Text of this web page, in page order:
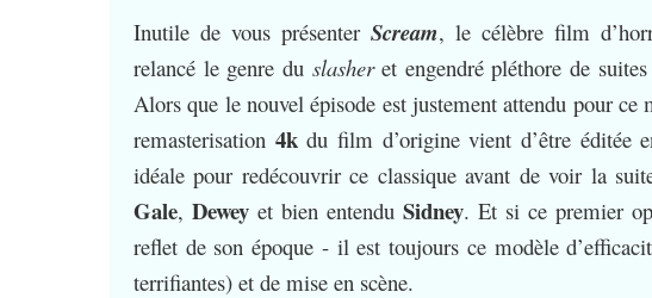
Inutile de vous présenter Scream, le célèbre film
relancé le genre du slasheret engendré pléthore de
Alors que le nouvel épisode est justement attendu pour
remasterisation 4kdu film d’origine vient d’être éditée
idéale pour redécouvrir ce classique avant de voir la
Gale, Dewey et bien entendu Sidney. Et si ce premier
reflet de son époque - il est toujours ce modèle
terrifiantes) et de mise en scène.